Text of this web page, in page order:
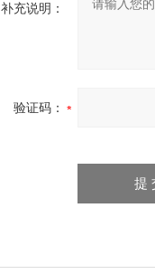
补充说明：
验证码：